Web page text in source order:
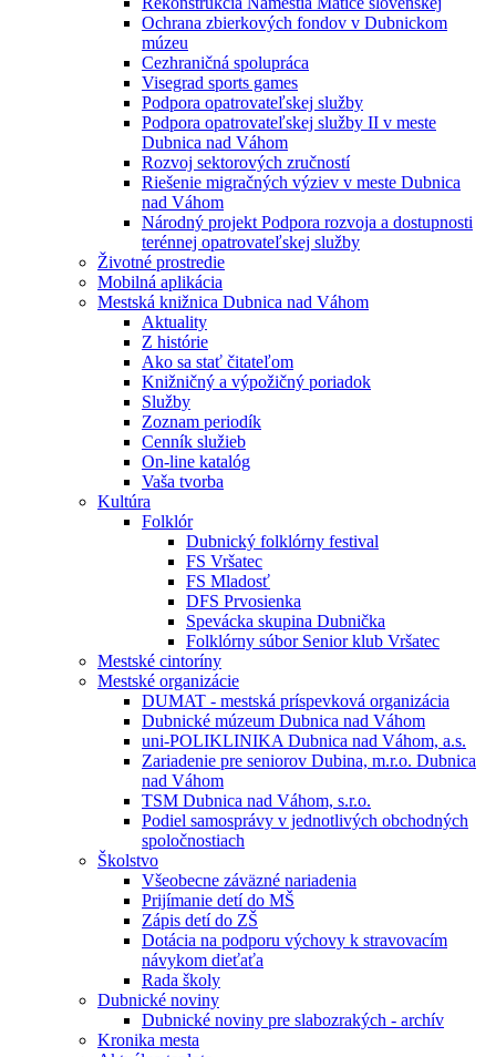
Ochrana zbierkových fondov v Dubnickom
múzeu
Cezhraničná spolupráca
Visegrad sports games
Podpora opatrovateľskej služby
Podpora opatrovateľskej služby II v meste
Dubnica nad Váhom
Rozvoj sektorových zručností
Riešenie migračných výziev v meste Dubnica
nad Váhom
Národný projekt Podpora rozvoja a dostupnosti
terénnej opatrovateľskej služby
Životné prostredie
Mobilná aplikácia
Mestská knižnica Dubnica nad Váhom
Aktuality
Z histórie
Ako sa stať čitateľom
Knižničný a výpožičný poriadok
Služby
Zoznam periodík
Cenník služieb
On-line katalóg
Vaša tvorba
Kultúra
Folklór
Dubnický folklórny festival
FS Vršatec
FS Mladosť
DFS Prvosienka
Spevácka skupina Dubnička
Folklórny súbor Senior klub Vršatec
Mestské cintoríny
Mestské organizácie
DUMAT - mestská príspevková organizácia
Dubnické múzeum Dubnica nad Váhom
uni-POLIKLINIKA Dubnica nad Váhom, a.s.
Zariadenie pre seniorov Dubina, m.r.o. Dubnica
nad Váhom
TSM Dubnica nad Váhom, s.r.o.
Podiel samosprávy v jednotlivých obchodných
spoločnostiach
Školstvo
Všeobecne záväzné nariadenia
Prijímanie detí do MŠ
Zápis detí do ZŠ
Dotácia na podporu výchovy k stravovacím
návykom dieťaťa
Rada školy
Dubnické noviny
Dubnické noviny pre slabozrakých - archív
Kronika mesta